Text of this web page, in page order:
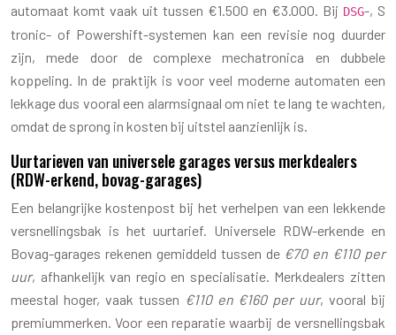
automaat komt vaak uit tussen €1.500 en €3.000. Bij DSG-, S
tronic- of Powershift-systemen kan een revisie nog duurder
zijn, mede door de complexe mechatronica en dubbele
koppeling. In de praktijk is voor veel moderne automaten een
lekkage dus vooral een alarmsignaal om niet te lang te wachten,
omdat de sprong in kosten bij uitstel aanzienlijk is.
Uurtarieven van universele garages versus merkdealers
(RDW-erkend, bovag-garages)
Een belangrijke kostenpost bij het verhelpen van een lekkende
versnellingsbak is het uurtarief. Universele RDW-erkende en
Bovag-garages rekenen gemiddeld tussen de €70 en €110 per
uur, afhankelijk van regio en specialisatie. Merkdealers zitten
meestal hoger, vaak tussen €110 en €160 per uur, vooral bij
premiummerken. Voor een reparatie waarbij de versnellingsbak